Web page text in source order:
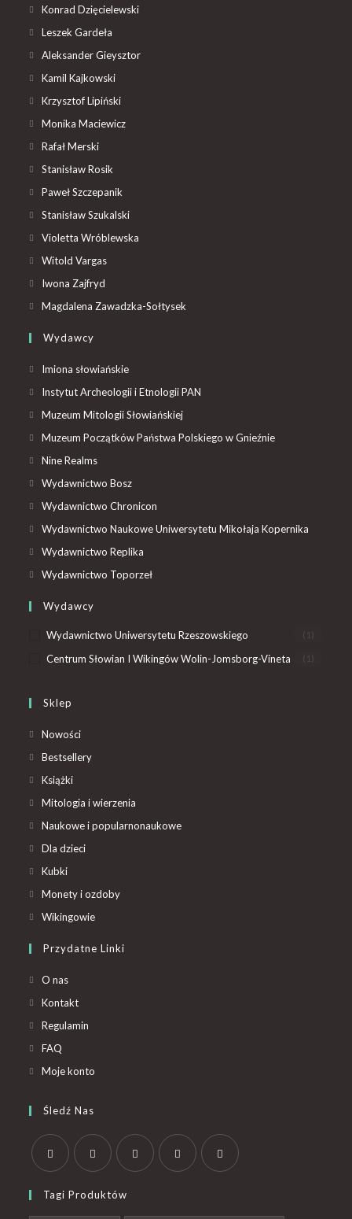
Konrad Dzięcielewski
Leszek Gardeła
Aleksander Gieysztor
Kamil Kajkowski
Krzysztof Lipiński
Monika Maciewicz
Rafał Merski
Stanisław Rosik
Paweł Szczepanik
Stanisław Szukalski
Violetta Wróblewska
Witold Vargas
Iwona Zajfryd
Magdalena Zawadzka-Sołtysek
Wydawcy
Imiona słowiańskie
Instytut Archeologii i Etnologii PAN
Muzeum Mitologii Słowiańskiej
Muzeum Początków Państwa Polskiego w Gnieźnie
Nine Realms
Wydawnictwo Bosz
Wydawnictwo Chronicon
Wydawnictwo Naukowe Uniwersytetu Mikołaja Kopernika
Wydawnictwo Replika
Wydawnictwo Toporzeł
Wydawcy
Wydawnictwo Uniwersytetu Rzeszowskiego (1)
Centrum Słowian I Wikingów Wolin-Jomsborg-Vineta (1)
Sklep
Nowości
Bestsellery
Książki
Mitologia i wierzenia
Naukowe i popularnonaukowe
Dla dzieci
Kubki
Monety i ozdoby
Wikingowie
Przydatne Linki
O nas
Kontakt
Regulamin
FAQ
Moje konto
Śledź Nas
Tagi Produktów